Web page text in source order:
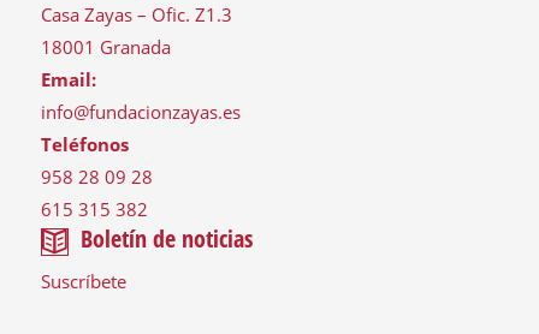
Casa Zayas – Ofic. Z1.3
18001 Granada
Email:
info@fundacionzayas.es
Teléfonos
958 28 09 28
615 315 382
Boletín de noticias
Suscríbete